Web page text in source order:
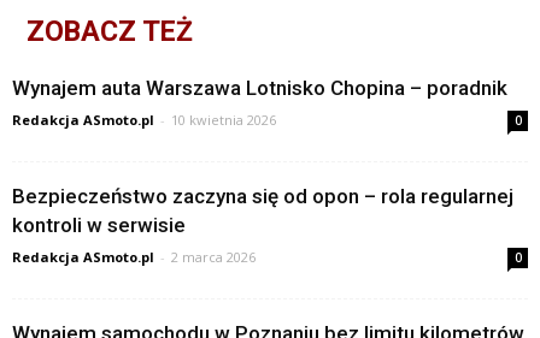
ZOBACZ TEŻ
Wynajem auta Warszawa Lotnisko Chopina – poradnik
Redakcja ASmoto.pl - 10 kwietnia 2026 0
Bezpieczeństwo zaczyna się od opon – rola regularnej
kontroli w serwisie
Redakcja ASmoto.pl - 2 marca 2026 0
Wynajem samochodu w Poznaniu bez limitu kilometrów